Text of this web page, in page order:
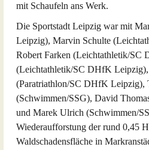
mit Schaufeln ans Werk.
Die Sportstadt Leipzig war mit
Leipzig), Marvin Schulte
Robert Farken (Leichtathletik/
(Leichtathletik/SC DHfK
(Paratriathlon/SC DHfK Leipzig),
(Schwimmen/SSG), David
und Marek Ulrich (Schwimmen/
Wiederaufforstung der rund 0,45
Waldschadensfläche in